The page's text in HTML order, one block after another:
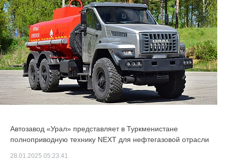
Автозавод «Урал» представляет в Туркменистане
полноприводную технику NEXT для нефтегазовой отрасли
28.01.2025 05:23:41